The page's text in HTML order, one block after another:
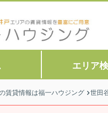
エリア
賃貸情報は福一ハウジング 世田